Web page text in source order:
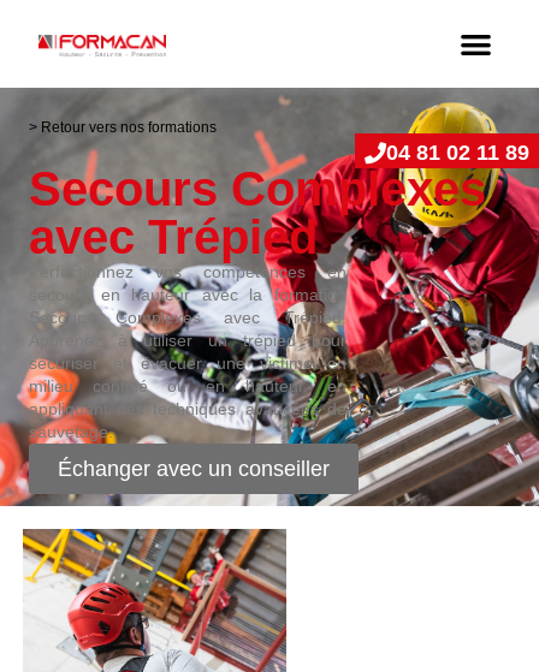
04 81 02 11 89
> Retour vers nos formations
Secours Complexes
avec Trépied
Perfectionnez vos compétences en
secours en hauteur avec la formation
Secours Complexes avec Trépied.
Apprenez à utiliser un trépied pour
sécuriser et évacuer une victime en
milieu confiné ou en hauteur, en
appliquant des techniques avancées de
sauvetage.
Échanger avec un conseiller